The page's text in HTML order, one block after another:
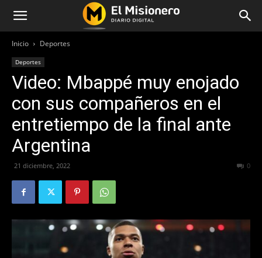
Inicio Deportes
Deportes
Video: Mbappé muy enojado
con sus compañeros en el
entretiempo de la final ante
Argentina
21 diciembre, 2022 0